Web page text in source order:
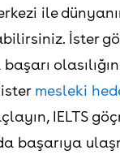
ile
İster
ister mesleki
IELTS
başarıya